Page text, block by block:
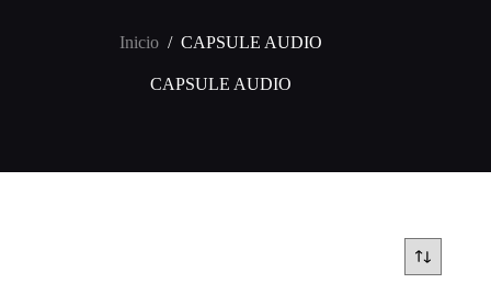
Inicio / CAPSULE AUDIO
CAPSULE AUDIO